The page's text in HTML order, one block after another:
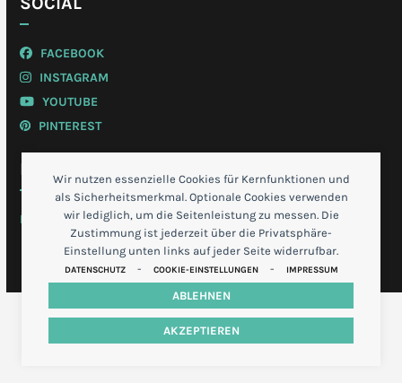
Wir nutzen essenzielle Cookies für Kernfunktionen und
als Sicherheitsmerkmal. Optionale Cookies verwenden
wir lediglich, um die Seitenleistung zu messen. Die
Zustimmung ist jederzeit über die Privatsphäre-
Einstellung unten links auf jeder Seite widerrufbar.
DATENSCHUTZ - COOKIE-EINSTELLUNGEN - IMPRESSUM
AKZEPTIEREN
ABLEHNEN
FACEBOOK
INSTAGRAM
YOUTUBE
PINTEREST
MEIN KONTO
LOGIN